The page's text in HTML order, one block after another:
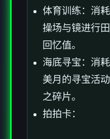
体育训练：消
操场与镜进行
回忆值。
海底寻宝：消
美月的寻宝活
之碎片。
拍拍卡：